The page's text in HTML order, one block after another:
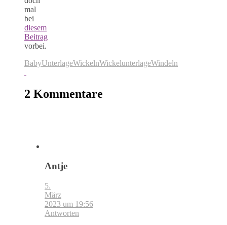
mal
bei
diesem
Beitrag
vorbei.
BabyUnterlageWickelnWickelunterlageWindeln
2 Kommentare
Antje
5.
März
2023 um 19:56
Antworten